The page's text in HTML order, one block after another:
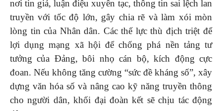
nơi tin giả, luận điệu xuyên tạc, thông tin sai lệch lan
truyền với tốc độ lớn, gây chia rẽ và làm xói mòn
lòng tin của Nhân dân. Các thế lực thù địch triệt để
lợi dụng mạng xã hội để chống phá nền tảng tư
tưởng của Đảng, bôi nhọ cán bộ, kích động cực
đoan. Nếu không tăng cường “sức đề kháng số”, xây
dựng văn hóa số và nâng cao kỹ năng truyền thông
cho người dân, khối đại đoàn kết sẽ chịu tác động